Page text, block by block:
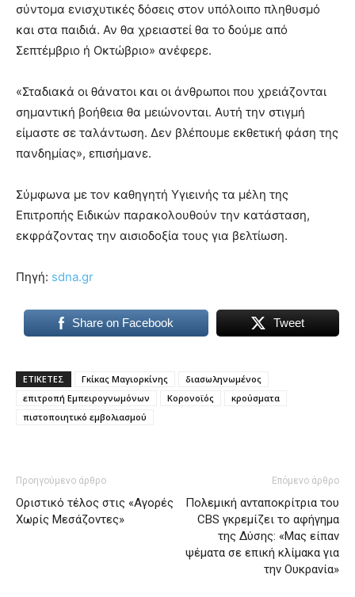
σύντομα ενισχυτικές δόσεις στον υπόλοιπο πληθυσμό
και στα παιδιά. Αν θα χρειαστεί θα το δούμε από
Σεπτέμβριο ή Οκτώβριο» ανέφερε.
«Σταδιακά οι θάνατοι και οι άνθρωποι που χρειάζονται
σημαντική βοήθεια θα μειώνονται. Αυτή την στιγμή
είμαστε σε ταλάντωση. Δεν βλέπουμε εκθετική φάση της
πανδημίας», επισήμανε.
Σύμφωνα με τον καθηγητή Υγιεινής τα μέλη της
Επιτροπής Ειδικών παρακολουθούν την κατάσταση,
εκφράζοντας την αισιοδοξία τους για βελτίωση.
Πηγή: sdna.gr
Share on Facebook Tweet
ΕΤΙΚΕΤΕΣ Γκίκας Μαγιορκίνης
διασωληνωμένος
επιτροπή Εμπειρογνωμόνων
Κορονοϊός
κρούσματα
πιστοποιητικό εμβολιασμού
Προηγούμενο άρθρο
Οριστικό τέλος στις «Αγορές
Χωρίς Μεσάζοντες»
Επόμενο άρθρο
Πολεμική ανταποκρίτρια του
CBS γκρεμίζει το αφήγημα
της Δύσης: «Μας είπαν
ψέματα σε επική κλίμακα για
την Ουκρανία»